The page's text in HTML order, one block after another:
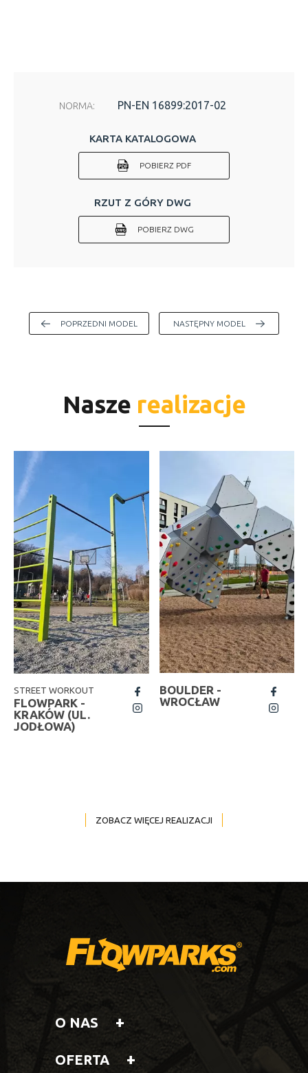
NORMA: PN-EN 16899:2017-02
KARTA KATALOGOWA
POBIERZ PDF
RZUT Z GÓRY DWG
POBIERZ DWG
POPRZEDNI MODEL NASTĘPNY MODEL
Nasze realizacje
STREET WORKOUT
FLOWPARK -
KRAKÓW (UL.
JODŁOWA)
fb
insta
BOULDER -
WROCŁAW
fb
ZOBACZ WIĘCEJ REALIZACJI
O NAS
OFERTA